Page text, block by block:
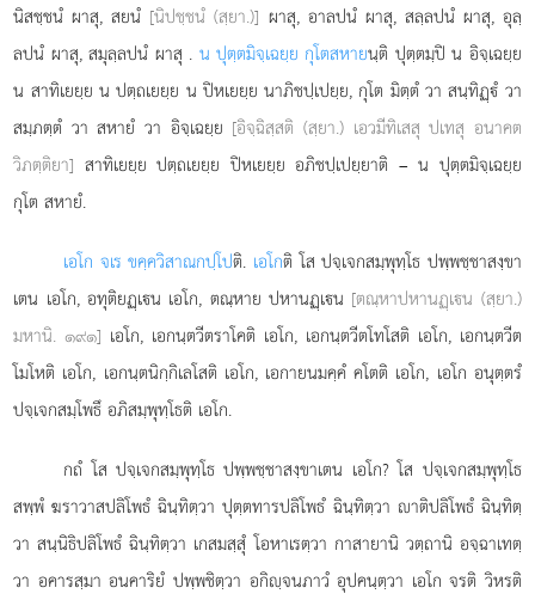
นิสชฺชนํ ผาสุ, สยนํ [นิปชฺชนํ (สฺยา.)] ผาสุ, อาลปนํ ผาสุ, สลฺลปนํ ผาสุ, อุลฺ
ลปนํ ผาสุ, สมุลฺลปนํ ผาสุ . น ปุตฺตมิจฺเฉยฺย กุโตสหายนฺติ ปุตฺตมฺปิ น อิจฺเฉยฺย
น สาทิเยยฺย น ปตฺถเยยฺย น ปิหเยยฺย นาภิชปฺเปยฺย, กุโต มิตฺตํ วา สนฺทิฏฺํ วา
สมฺภตฺตํ วา สหายํ วา อิจฺเฉยฺย [อิจฺฉิสฺสติ (สฺยา.) เอวมีทิเสสุ ปเทสุ อนาคต
วิภตฺติยา] สาทิเยยฺย ปตฺถเยยฺย ปิหเยยฺย อภิชปฺเปยฺยาติ – น ปุตฺตมิจฺเฉยฺย
กุโต สหายํ.
เอโก จเร ขคฺควิสาณกปฺโปติ. เอโกติ โส ปจฺเจกสมฺพุทฺโธ ปพฺพชฺชาสงฺขา
เตน เอโก, อทุติยฏฺเน เอโก, ตณฺหาย ปหานฏฺเน [ตณฺหาปหานฏฺเน (สฺยา.)
มหานิ. ๑๙๑] เอโก, เอกนฺตวีตราโคติ เอโก, เอกนฺตวีตโทโสติ เอโก, เอกนฺตวีต
โมโหติ เอโก, เอกนฺตนิกฺกิเลโสติ เอโก, เอกายนมคฺคํ คโตติ เอโก, เอโก อนุตฺตรํ
ปจฺเจกสมฺโพธึ อภิสมฺพุทฺโธติ เอโก.
กถํโส ปจฺเจกสมฺพุทฺโธ ปพฺพชฺชาสงฺขาเตน เอโก? โส ปจฺเจกสมฺพุทฺโธ
สพฺพํ ฆราวาสปลิโพธํ ฉินฺทิตฺวา ปุตฺตทารปลิโพธํ ฉินฺทิตฺวา าติปลิโพธํ ฉินฺทิตฺ
วา สนฺนิธิปลิโพธํ ฉินฺทิตฺวา เกสมสฺสุํ โอหาเรตฺวา กาสายานิ วตฺถานิ อจฺฉาเทตฺ
วา อคารสฺมา อนคาริยํ ปพฺพชิตฺวา อกิฺจนภาวํ อุปคนฺตฺวา เอโก จรติ วิหรติ